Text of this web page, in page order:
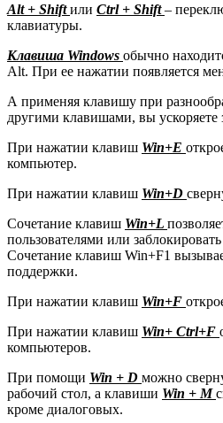
Alt + Shiftили Ctrl + Shift–
клавиатуры.
Клавиша Windows обычно
Alt. При ее нажатии появляется
А применяя клавишу при
другими клавишами, вы ускоряете
При нажатии клавиш Win+E
компьютер.
При нажатии клавиш Win+D
Сочетание клавиш Win+L
пользователями или
Сочетание клавиш Win+F1
поддержки.
При нажатии клавиш Win+F
При нажатии клавиш Win+ Ctrl+F
компьютеров.
При помощи Win + D можно
рабочий стол, а клавиши Win + М
кроме диалоговых.